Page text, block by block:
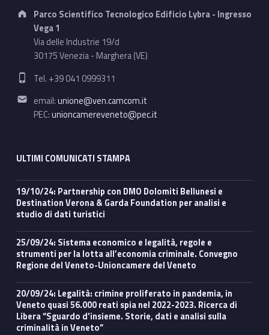
Address:
Parco Scientifico Tecnologico Edificio Lybra - Ingresso
Vega 1
Via delle Industrie 19/d
30175 Venezia - Marghera (VE)
Phone number:
Tel. +39 041 0999311
Email address:
email:unione@ven.camcom.it
PEC:unioncamereveneto@pec.it
ULTIMI COMUNICATI STAMPA
19/10/24: Partnership con DMO Dolomiti Bellunesi e
Destination Verona & Garda Foundation per analisi e
studio di dati turistici
25/09/24: Sistema economico e legalità, regole e
strumenti per la lotta all’economia criminale. Convegno
Regione del Veneto-Unioncamere del Veneto
20/09/24: Legalità: crimine proliferato in pandemia, in
Veneto quasi 56.000 reati spia nel 2022-2023. Ricerca di
Libera “Sguardo d’insieme. Storie, dati e analisi sulla
criminalità in Veneto”